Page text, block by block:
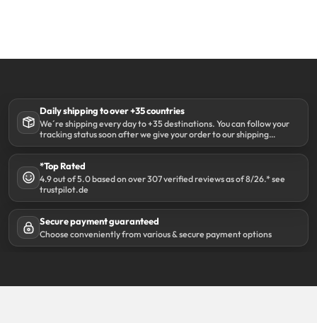
Daily shipping to over +35 countries
We´re shipping every day to +35 destinations. You can follow your
tracking status soon after we give your order to our shipping
partner DHL.
*Top Rated
4.9 out of 5.0 based on over 307 verified reviews as of 8/26.* see
trustpilot.de
Secure payment guaranteed
Choose conveniently from various & secure payment options